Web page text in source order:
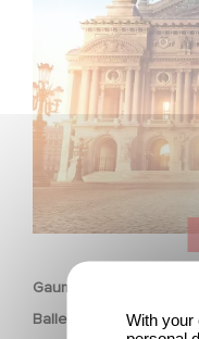
Gaumont und Good
Ballerina - Gib deinen
Gaumont und Good
Ballerina - Gib
With your